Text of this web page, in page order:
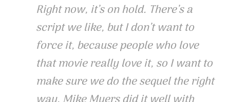
Right now, it’s on hold. There’s a
script we like, but I don’t want to
force it, because people who love
that movie really love it, so I want to
make sure we do the sequel the right